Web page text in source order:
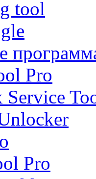
tool
Pro
Service
Pro